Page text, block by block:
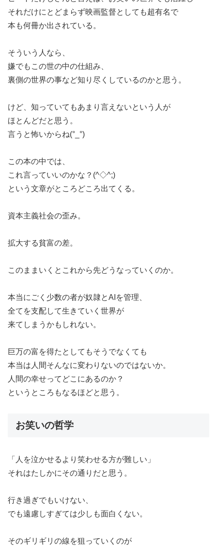
それだけにとどまらず映画監督としても超有名で
本も何冊か出されている。
そういう人なら、
嫌でもこの世の中の仕組み、
裏側の世界の事など知り尽くしているのかと思う。
けど、知っていてもあまり言えないという人が
ほとんどだと思う。
言うと怖いからね(°_°)
この本の中では、
これ言っていいのかな？(^◇^;)
という文章がところどころ出てくる。
資本主義社会の歪み。
拡大する貧富の差。
このままいくとこれから先どうなっていくのか。
本当にごく少数の者が奴隷とAIを管理、
全てを支配して生きていく世界が
来てしまうかもしれない。
巨万の富を得たとしてもそうでなくても
本当は人間そんなに変わりないのではないか。
人間の幸せってどこにあるのか？
というところもなるほどと思う。
お笑いの哲学
「人を泣かせるより笑わせる方が難しい」
それはたしかにその通りだと思う。
行き過ぎでもいけない、
でも遠慮しすぎては少しも面白くない。
そのギリギリの線を狙っていくのが